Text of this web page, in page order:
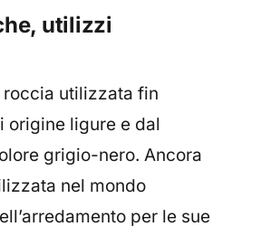
utilizzi
roccia utilizzata fin
origine ligure e dal
grigio-nero. Ancora
nel mondo
per le sue